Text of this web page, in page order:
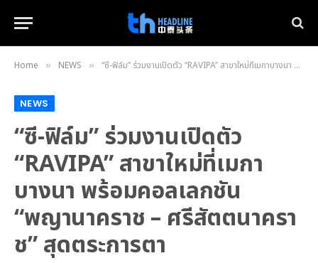
Home » NEWS » “ซี-ฟิล์ม” ร่วมงานเปิดตัว “RAVIPA” สาขาใหม่ที่เมกาบางนา พร้อมคอลเลกชัน “พญานาคราช – ศรีสัตตนาคราช” สุดตระการตา
NEWS
“ซี-ฟิล์ม” ร่วมงานเปิดตัว
“RAVIPA” สาขาใหม่ที่เมกา
บางนา พร้อมคอลเลกชัน
“พญานาคราช – ศรีสัตตนาครา
ช” สุดตระการตา